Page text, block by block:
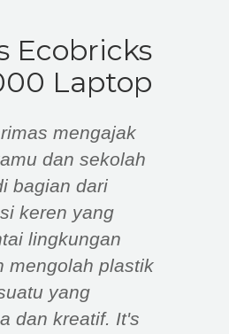
Ecobricks
Laptop
mengajak
dan sekolah
bagian dari
keren yang
lingkungan
mengolah plastik
yang
dan kreatif. It's